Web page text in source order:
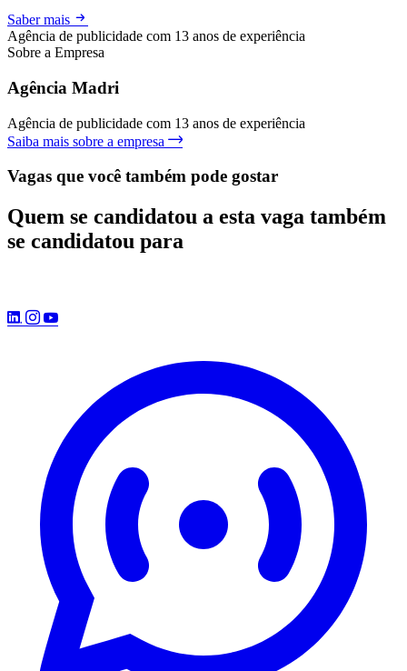
Saber mais
Agência de publicidade com 13 anos de experiência
Sobre a Empresa
Agência Madri
Agência de publicidade com 13 anos de experiência
Saiba mais sobre a empresa
Vagas que você também pode gostar
Quem se candidatou a esta vaga também
se candidatou para